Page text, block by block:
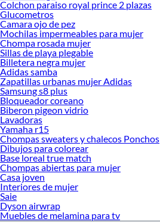
Colchon paraiso royal prince 2 plazas
Glucometros
Camara ojo de pez
Mochilas impermeables para mujer
Chompa rosada mujer
Sillas de playa plegable
Billetera negra mujer
Adidas samba
Zapatillas urbanas mujer Adidas
Samsung s8 plus
Bloqueador coreano
Biberon pigeon vidrio
Lavadoras
Yamaha r15
Chompas sweaters y chalecos Ponchos
Dibujos para colorear
Base loreal true match
Chompas abiertas para mujer
Casa joven
Interiores de mujer
Saie
Dyson airwrap
Muebles de melamina para tv